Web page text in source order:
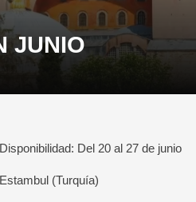
JUNIO
Disponibilidad: Del 20 al 27 de junio
Estambul (Turquía)